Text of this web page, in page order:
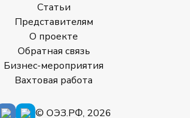
Статьи
Представителям
О проекте
Обратная связь
Бизнес-мероприятия
Вахтовая работа
© ОЭЗ.РФ, 2026